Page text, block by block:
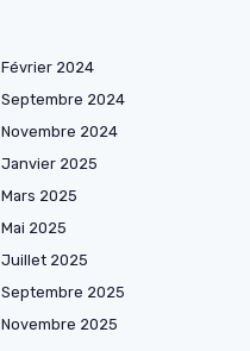
Février 2024
Septembre 2024
Novembre 2024
Janvier 2025
Mars 2025
Mai 2025
Juillet 2025
Septembre 2025
Novembre 2025